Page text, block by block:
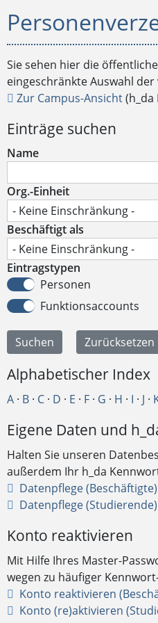
Sie sehen hier die
eingeschränkte Auswahl
Zur Campus-Ansicht
Einträge suchen
Name
Org.-Einheit
Beschäftigt als
Eintragstypen
Personen
Funktionsaccounts
Alphabetischer Index
A · B · C · D · E · F · G · H · I · J ·
Eigene Daten und
Halten Sie unseren
außerdem Ihr h_da
Datenpflege (Beschäftigte)
Datenpflege (Studierende)
Konto reaktivieren
Mit Hilfe Ihres Master-
wegen zu häufiger
Konto reaktivieren
Konto (re)aktivieren